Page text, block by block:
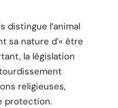
distingue l’animal
sa nature d’« être
la législation
religieuses,
protection.